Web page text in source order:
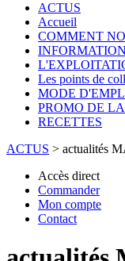
ACTUS
Accueil
COMMENT
INFORMATION
Les points de
MODE
PROMO DE
RECETTES
ACTUS > actualités
Accès direct
Commander
Mon compte
Contact